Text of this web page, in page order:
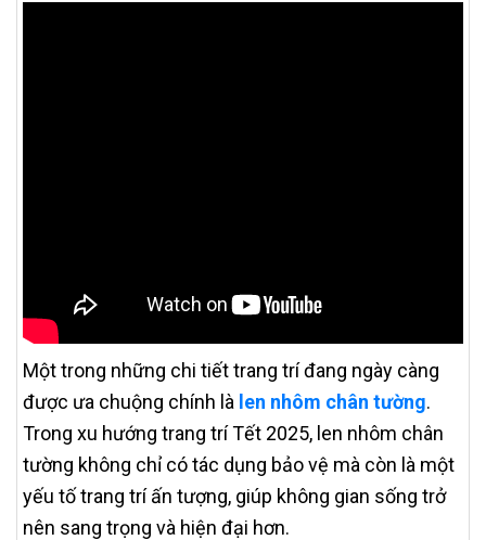
Một trong những chi tiết trang trí đang ngày càng
được ưa chuộng chính là len nhôm chân tường.
Trong xu hướng trang trí Tết 2025, len nhôm chân
tường không chỉ có tác dụng bảo vệ mà còn là một
yếu tố trang trí ấn tượng, giúp không gian sống trở
nên sang trọng và hiện đại hơn.